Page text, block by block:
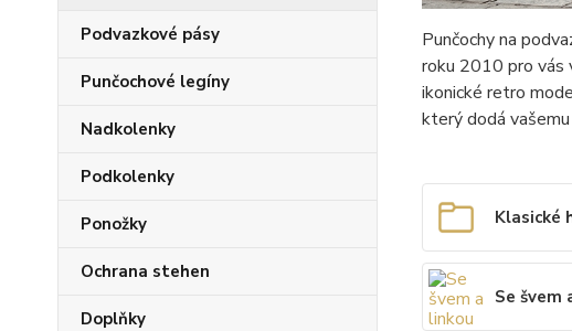
Podvazkové pásy
Punčochové legíny
Nadkolenky
Podkolenky
Ponožky
Ochrana stehen
Doplňky
Punčochy na
roku 2010 pro vás
ikonické retro
který dodá
Klasické
Se švem